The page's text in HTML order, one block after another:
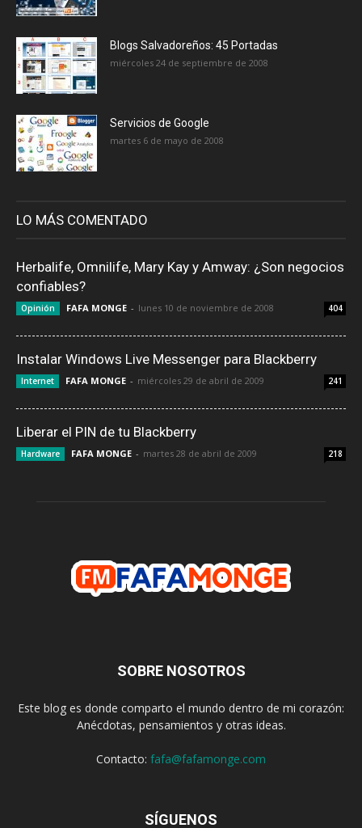
Blogs Salvadoreños: 45 Portadas
miércoles 24 de septiembre de 2008
Servicios de Google
martes 6 de mayo de 2008
LO MÁS COMENTADO
Herbalife, Omnilife, Mary Kay y Amway: ¿Son negocios
confiables?
Opinión FAFA MONGE - lunes 10 de noviembre de 2008 404
Instalar Windows Live Messenger para Blackberry
Internet FAFA MONGE - miércoles 29 de abril de 2009 241
Liberar el PIN de tu Blackberry
Hardware FAFA MONGE - martes 28 de abril de 2009 218
SOBRE NOSOTROS
Este blog es donde comparto el mundo dentro de mi corazón:
Anécdotas, pensamientos y otras ideas.
Contacto: fafa@fafamonge.com
SÍGUENOS